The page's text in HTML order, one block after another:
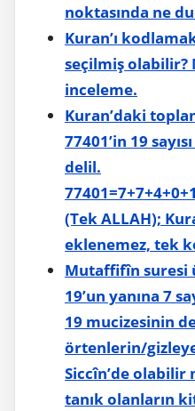
noktasında ne
Kuran’ı
seçilmiş olabilir?
inceleme.
Kuran’daki
77401’in 19
delil.
(Tek ALLAH);
eklenemez, tek
Mutaffifîn suresi
19’un yanına 7
19 mucizesinin
örtenlerin/
Siccîn’de olabilir
tanık olanların